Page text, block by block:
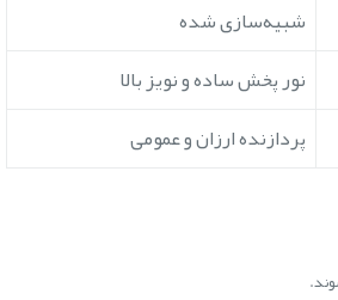
شبیه‌سازی شده
نور پخش ساده و نویز بالا
پردازنده ارزان و عمومی